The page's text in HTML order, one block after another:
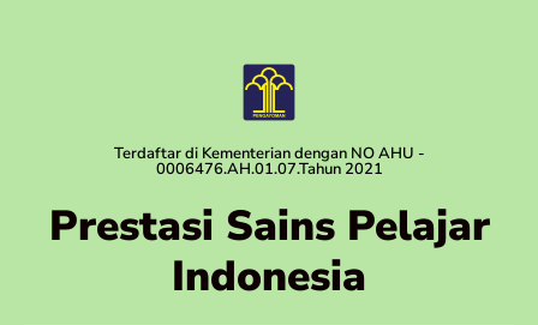
Terdaftar di Kementerian dengan NO AHU -
0006476.AH.01.07.Tahun 2021
Prestasi Sains Pelajar
Indonesia